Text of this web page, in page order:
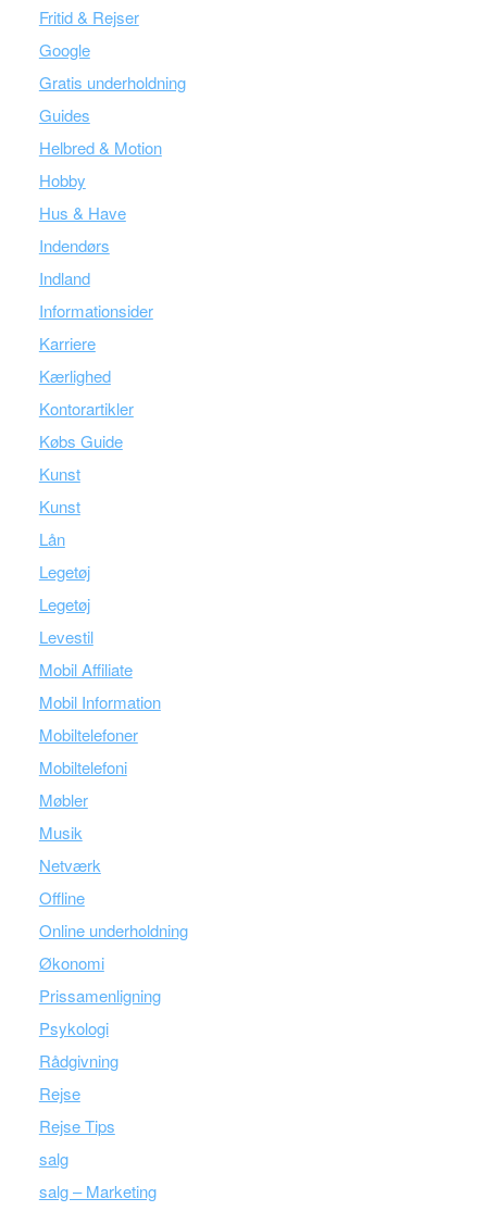
Fritid & Rejser
Google
Gratis underholdning
Guides
Helbred & Motion
Hobby
Hus & Have
Indendørs
Indland
Informationsider
Karriere
Kærlighed
Kontorartikler
Købs Guide
Kunst
Kunst
Lån
Legetøj
Legetøj
Levestil
Mobil Affiliate
Mobil Information
Mobiltelefoner
Mobiltelefoni
Møbler
Musik
Netværk
Offline
Online underholdning
Økonomi
Prissamenligning
Psykologi
Rådgivning
Rejse
Rejse Tips
salg
salg – Marketing